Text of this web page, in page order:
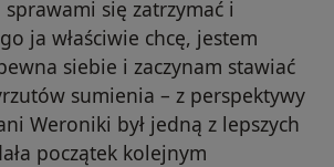
się zatrzymać i
ja właściwie chcę, jestem
siebie i zaczynam stawiać
sumienia – z perspektywy
Weroniki był jedną z lepszych
początek kolejnym